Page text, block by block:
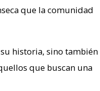
que la comunidad
historia, sino también
que buscan una